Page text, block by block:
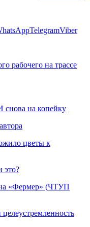
TelegramViber
рабочего на трассе
снова на копейку
цветы к
это?
«Фермер» (ЧТУП